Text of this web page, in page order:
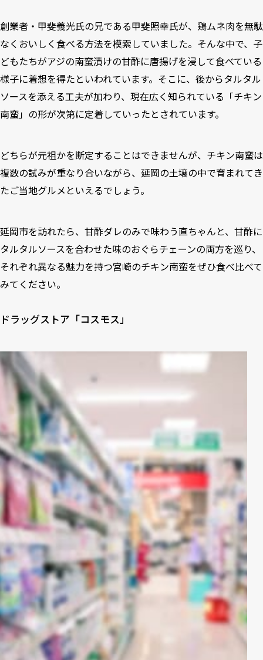
創業者・甲斐義光氏の兄である甲斐照幸氏が、鶏ムネ肉を無駄
なくおいしく食べる方法を模索していました。そんな中で、子
どもたちがアジの南蛮漬けの甘酢に唐揚げを浸して食べている
様子に着想を得たといわれています。そこに、後からタルタル
ソースを添える工夫が加わり、現在広く知られている「チキン
南蛮」の形が次第に定着していったとされています。
どちらが元祖かを断定することはできませんが、チキン南蛮は
複数の試みが重なり合いながら、延岡の土壌の中で育まれてき
たご当地グルメといえるでしょう。
延岡市を訪れたら、甘酢ダレのみで味わう直ちゃんと、甘酢に
タルタルソースを合わせた味のおぐらチェーンの両方を巡り、
それぞれ異なる魅力を持つ宮崎のチキン南蛮をぜひ食べ比べて
みてください。
ドラッグストア「コスモス」